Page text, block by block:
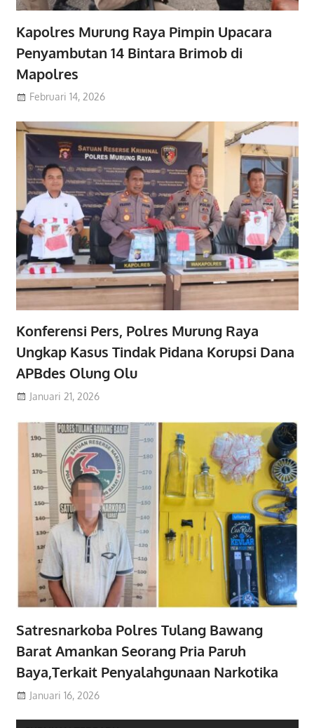
Kapolres Murung Raya Pimpin Upacara
Penyambutan 14 Bintara Brimob di
Mapolres
Februari 14, 2026
Konferensi Pers, Polres Murung Raya
Ungkap Kasus Tindak Pidana Korupsi Dana
APBdes Olung Olu
Januari 21, 2026
Satresnarkoba Polres Tulang Bawang
Barat Amankan Seorang Pria Paruh
Baya,Terkait Penyalahgunaan Narkotika
Januari 16, 2026